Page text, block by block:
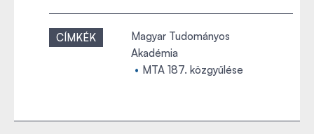
CÍMKÉK
Magyar Tudományos
Akadémia
MTA 187. közgyűlése